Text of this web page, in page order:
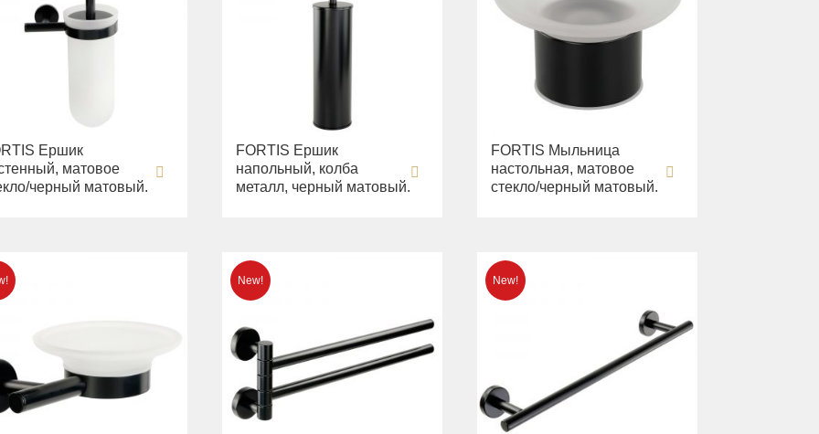
Ершик
матовое
черный матовый.
FORTIS Ершик
напольный, колба
металл, черный матовый.
FORTIS Мыльница
настольная, матовое
стекло/черный матовый.